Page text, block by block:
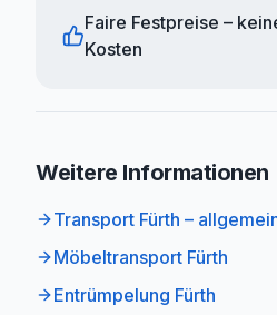
Faire Festpreise –
Kosten
Weitere Informationen
Transport Fürth –
Möbeltransport Fürth
Entrümpelung Fürth